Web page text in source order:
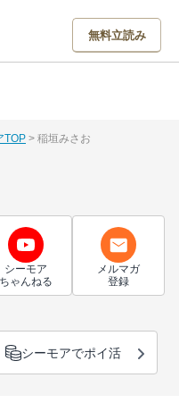
無料立読み
TOP 稲垣みさお
シーモア
ちゃんねる
メルマガ
登録
シーモアでポイ活